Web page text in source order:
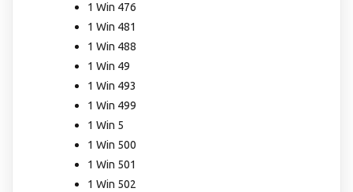
1 Win 476
1 Win 481
1 Win 488
1 Win 49
1 Win 493
1 Win 499
1 Win 5
1 Win 500
1 Win 501
1 Win 502